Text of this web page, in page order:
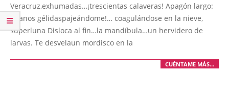
Veracruz,exhumadas…¡trescientas calaveras! Apagón largo:
¡manos gélidaspajeándome!… coagulándose en la nieve,
superluna Disloca al fin…la mandíbula…un hervidero de
larvas. Te desvelaun mordisco en la
CUÉNTAME MÁS…